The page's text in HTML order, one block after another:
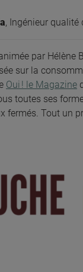
, Ingénieur qualité
par Hélène
sur la
Oui ! le Magazine
toutes ses
fermés. Tout un